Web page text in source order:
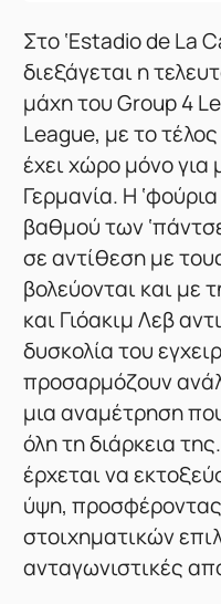
Στο ‘Estadio de La
διεξάγεται η
μάχη του Group 4
League, με το
έχει χώρο μόνο για
Γερμανία. Η
βαθμού των
σε αντίθεση με
βολεύονται και με
και Γιόακιμ Λεβ
δυσκολία του
προσαρμόζουν
μια αναμέτρηση
όλη τη διάρκεια
έρχεται να
ύψη,
στοιχηματικών
ανταγωνιστικές